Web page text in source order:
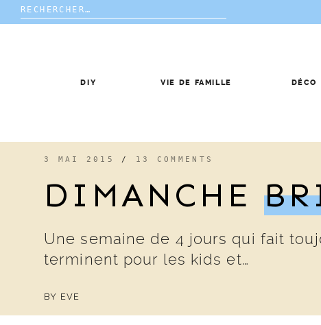
Rechercher :
DIY VIE DE FAMILLE DÉCO
3 MAI 2015 / 13 COMMENTS
DIMANCHE
Une semaine de 4 jours qui fait
terminent pour les kids et…
BY EVE